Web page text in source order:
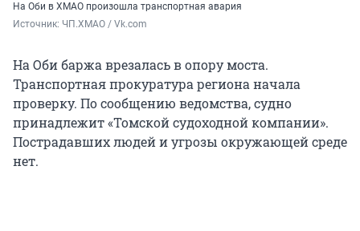
На Оби в ХМАО произошла транспортная авария
Источник: ЧП.ХМАО / Vk.com
На Оби баржа врезалась в опору моста.
Транспортная прокуратура региона начала
проверку. По сообщению ведомства, судно
принадлежит «Томской судоходной компании».
Пострадавших людей и угрозы окружающей среде
нет.